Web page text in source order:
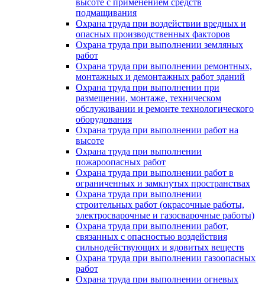
высоте с применением средств
подмащивания
Охрана труда при воздействии вредных и
опасных производственных факторов
Охрана труда при выполнении земляных
работ
Охрана труда при выполнении ремонтных,
монтажных и демонтажных работ зданий
Охрана труда при выполнении при
размещении, монтаже, техническом
обслуживании и ремонте технологического
оборудования
Охрана труда при выполнении работ на
высоте
Охрана труда при выполнении
пожароопасных работ
Охрана труда при выполнении работ в
ограниченных и замкнутых пространствах
Охрана труда при выполнении
строительных работ (окрасочные работы,
электросварочные и газосварочные работы)
Охрана труда при выполнении работ,
связанных с опасностью воздействия
сильнодействующих и ядовитых веществ
Охрана труда при выполнении газоопасных
работ
Охрана труда при выполнении огневых